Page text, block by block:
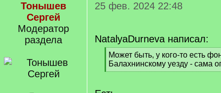
Тонышев
Сергей
Модератор
раздела
25 фев. 2024 22:48
NatalyaDurneva написал:
[
q
]
Может быть, у кого-то есть
Балахнинскому уезду - сама
[
q